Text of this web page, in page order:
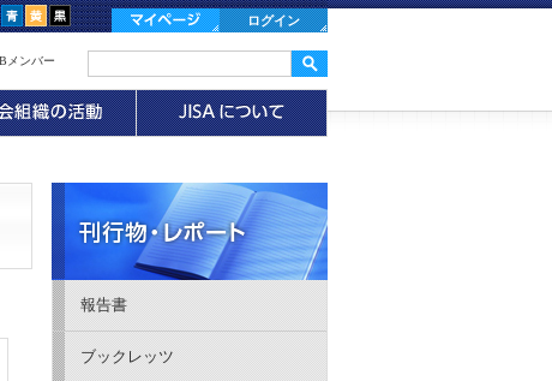
ログイン
メンバー
報告書
ブックレッツ